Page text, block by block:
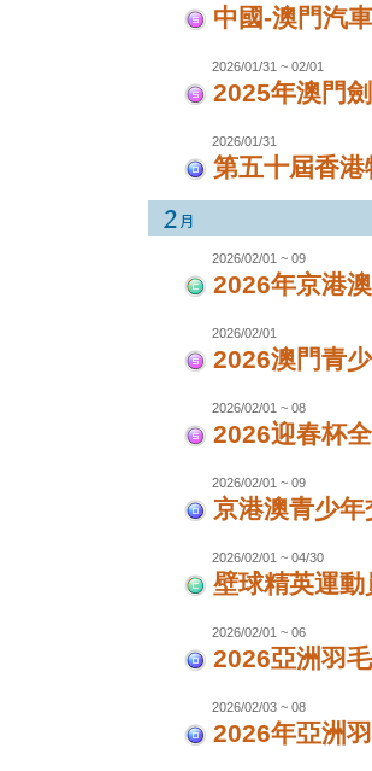
中國-澳門汽
2026/01/31 ~ 02/01
2025年澳門
2026/01/31
第五十屆香
2026/02/01 ~ 09
2026年京港
2026/02/01
2026澳門青
2026/02/01 ~ 08
2026迎春杯
2026/02/01 ~ 09
京港澳青少
2026/02/01 ~ 04/30
壁球精英運
2026/02/01 ~ 06
2026亞洲羽
2026/02/03 ~ 08
2026年亞洲